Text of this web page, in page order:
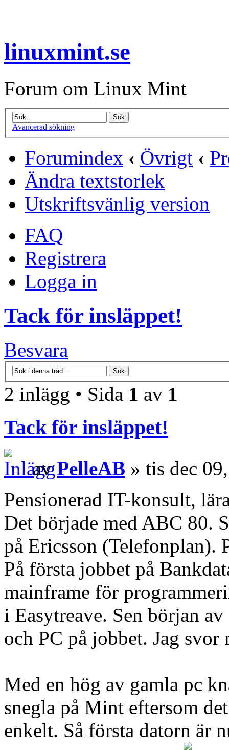
linuxmint.se
Forum om Linux Mint
Avancerad sökning
Forumindex ‹ Övrigt ‹
Ändra textstorlek
Utskriftsvänlig version
FAQ
Registrera
Logga in
Tack för insläppet!
Besvara
2 inlägg • Sida 1 av 1
Tack för insläppet!
avPelleAB » tis dec
Pensionerad IT-konsult,
Det började med ABC 80.
på Ericsson (Telefonplan).
På första jobbet på
mainframe för
i Easytreave. Sen början
och PC på jobbet. Jag svor
Med en hög av gamla pc
snegla på Mint eftersom
enkelt. Så första datorn är